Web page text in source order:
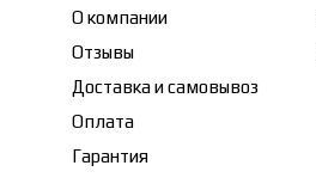
О компании
Отзывы
Доставка и самовывоз
Оплата
Гарантия